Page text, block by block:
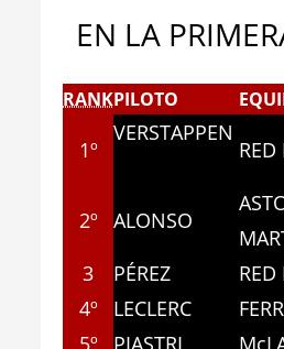
EN LA
RANKPILOTO
1º
VERSTAPPEN
RED
2º
ALONSO
3
PÉREZ RED
4º
LECLERC
5º
PIASTRI